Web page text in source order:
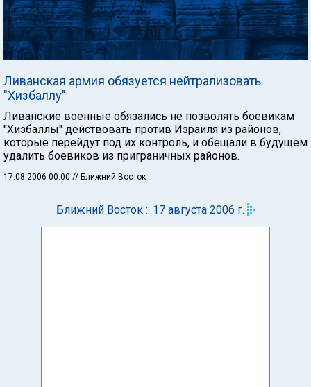
Ливанская армия обязуется нейтрализовать
"Хизбаллу"
Ливанские военные обязались не позволять боевикам
"Хизбаллы" действовать против Израиля из районов,
которые перейдут под их контроль, и обещали в будущем
удалить боевиков из приграничных районов.
17.08.2006 00:00 // Ближний Восток
Ближний Восток :: 17 августа 2006 г.